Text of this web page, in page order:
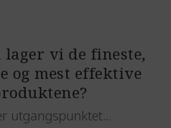
vi de fineste,
og mest effektive
utgangspunktet…